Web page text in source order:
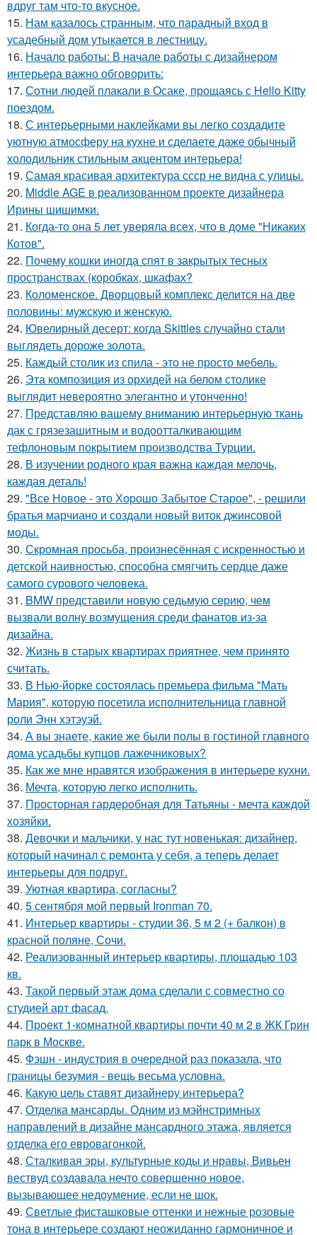
вдруг там что-то вкусное.
15. Нам казалось странным, что парадный вход в
усадебный дом утыкается в лестницу.
16. Начало работы: В начале работы с дизайнером
интерьера важно обговорить:
17. Сотни людей плакали в Осаке, прощаясь с Hello Kitty
поездом.
18. С интерьерными наклейками вы легко создадите
уютную атмосферу на кухне и сделаете даже обычный
холодильник стильным акцентом интерьера!
19. Самая красивая архитектура ссср не видна с улицы.
20. Middle AGE в реализованном проекте дизайнера
Ирины шишимки.
21. Когда-то она 5 лет уверяла всех, что в доме "Никаких
Котов".
22. Почему кошки иногда спят в закрытых тесных
пространствах (коробках, шкафах?
23. Коломенское. Дворцовый комплекс делится на две
половины: мужскую и женскую.
24. Ювелирный десерт: когда Skittles случайно стали
выглядеть дороже золота.
25. Каждый столик из спила - это не просто мебель.
26. Эта композиция из орхидей на белом столике
выглядит невероятно элегантно и утонченно!
27. Представляю вашему вниманию интерьерную ткань
дак с грязезашитным и водоотталкивающим
тефлоновым покрытием производства Турции.
28. В изучении родного края важна каждая мелочь,
каждая деталь!
29. "Все Новое - это Хорошо Забытое Старое", - решили
братья марчиано и создали новый виток джинсовой
моды.
30. Скромная просьба, произнесённая с искренностью и
детской наивностью, способна смягчить сердце даже
самого сурового человека.
31. BMW представили новую седьмую серию, чем
вызвали волну возмущения среди фанатов из-за
дизайна.
32. Жизнь в старых квартирах приятнее, чем принято
считать.
33. В Нью-йорке состоялась премьера фильма "Мать
Мария", которую посетила исполнительница главной
роли Энн хэтэуэй.
34. А вы знаете, какие же были полы в гостиной главного
дома усадьбы купцов лажечниковых?
35. Как же мне нравятся изображения в интерьере кухни.
36. Мечта, которую легко исполнить.
37. Просторная гардеробная для Татьяны - мечта каждой
хозяйки.
38. Девочки и мальчики, у нас тут новенькая: дизайнер,
который начинал с ремонта у себя, а теперь делает
интерьеры для подруг.
39. Уютная квартира, согласны?
40. 5 сентября мой первый Ironman 70.
41. Интерьер квартиры - студии 36, 5 м 2 (+ балкон) в
красной поляне, Сочи.
42. Реализованный интерьер квартиры, площадью 103
кв.
43. Такой первый этаж дома сделали с совместно со
студией арт фасад.
44. Проект 1-комнатной квартиры почти 40 м 2 в ЖК Грин
парк в Москве.
45. Фэшн - индустрия в очередной раз показала, что
границы безумия - вещь весьма условна.
46. Какую цель ставят дизайнеру интерьера?
47. Отделка мансарды. Одним из мэйнстримных
направлений в дизайне мансардного этажа, является
отделка его евровагонкой.
48. Сталкивая эры, культурные коды и нравы, Вивьен
вествуд создавала нечто совершенно новое,
вызывающее недоумение, если не шок.
49. Светлые фисташковые оттенки и нежные розовые
тона в интерьере создают неожиданно гармоничное и